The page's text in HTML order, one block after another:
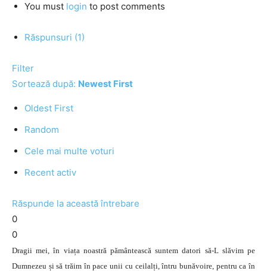
You must login to post comments
Răspunsuri (1)
Filter
Sortează după: Newest First
Oldest First
Random
Cele mai multe voturi
Recent activ
Răspunde la această întrebare
0
0
Dragii mei, în viața noastră pământească suntem datori să-L slăvim pe
Dumnezeu și să trăim în pace unii cu ceilalți, întru bunăvoire, pentru ca în